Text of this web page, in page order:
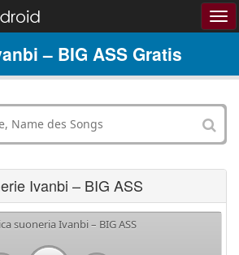
– BIG ASS Gratis
Ivanbi – BIG ASS
suoneria Ivanbi – BIG ASS